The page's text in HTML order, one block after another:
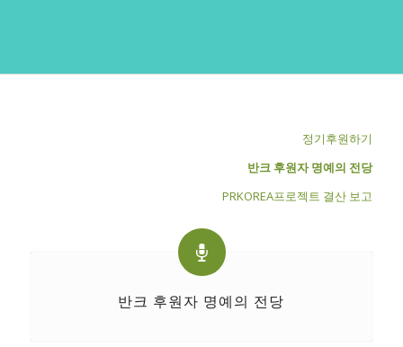
정기후원하기
반크 후원자 명예의 전당
PRKOREA프로젝트 결산 보고
반크 후원자 명예의 전당